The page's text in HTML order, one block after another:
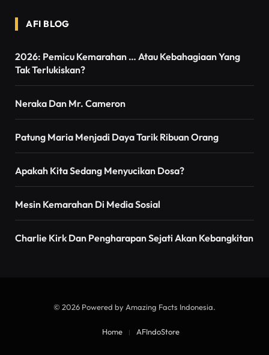
AFI BLOG
2026: Pemicu Kemarahan … Atau Kebahagiaan Yang
Tak Terlukiskan?
Neraka Dan Mr. Cameron
Patung Maria Menjadi Daya Tarik Ribuan Orang
Apakah Kita Sedang Menyucikan Dosa?
Mesin Kemarahan Di Media Sosial
Charlie Kirk Dan Pengharapan Sejati Akan Kebangkitan
© 2026 Powered by Amazing Facts Indonesia.
Home AFIndoStore